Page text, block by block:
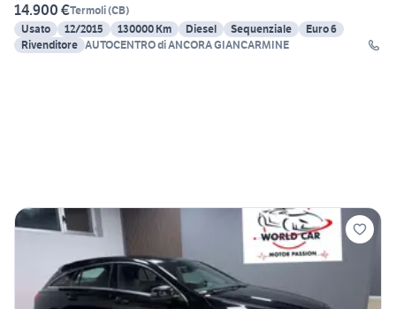
14.900 €Termoli(CB)
Usato
12/2015 130000 Km Diesel Sequenziale
Euro 6
Rivenditore AUTOCENTRO di ANCORA GIANCARMINE